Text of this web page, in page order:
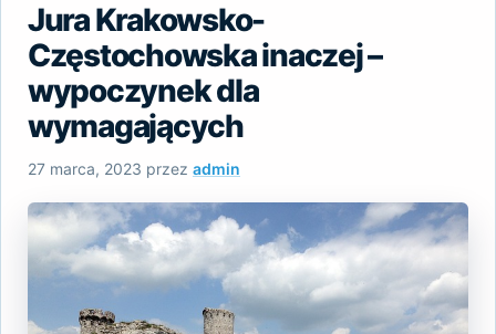
Jura Krakowsko-
Częstochowska inaczej –
wypoczynek dla
wymagających
27 marca, 2023 przez admin